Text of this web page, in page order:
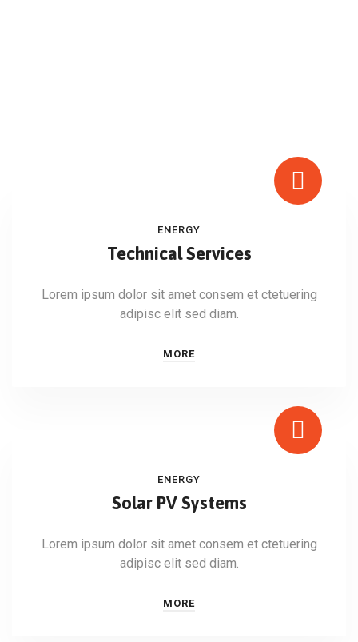
ENERGY
Technical Services
Lorem ipsum dolor sit amet consem et ctetuering
adipisc elit sed diam.
MORE
ENERGY
Solar PV Systems
Lorem ipsum dolor sit amet consem et ctetuering
adipisc elit sed diam.
MORE